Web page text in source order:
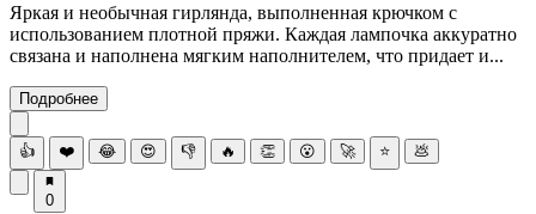
Яркая и необычная гирлянда, выполненная крючком с
использованием плотной пряжи. Каждая лампочка аккуратно
связана и наполнена мягким наполнителем, что придает и...
Подробнее
👍 ❤️ 😂 😍 👎 🔥 👏 😮 🚀 ⭐ 💩
0